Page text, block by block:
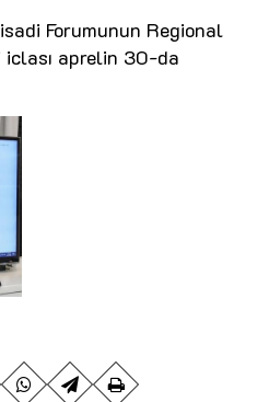
Forumunun Regional
iclası aprelin 30-da